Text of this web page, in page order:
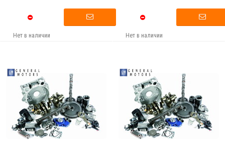
Нет в наличии Нет в наличии